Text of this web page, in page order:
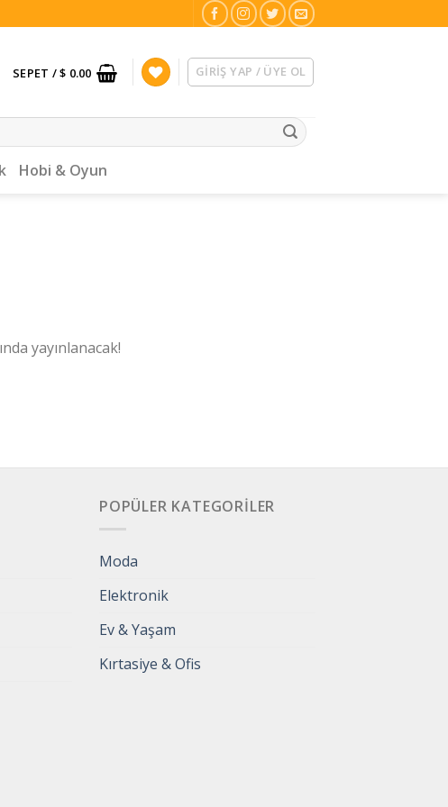
SEPET /$ 0.00 GIRIŞ YAP / ÜYE OL
Hobi & Oyun
yayınlanacak!
POPÜLER KATEGORILER
Moda
Elektronik
Ev & Yaşam
Kırtasiye & Ofis